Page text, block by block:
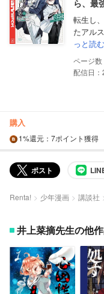
ら、最
転生し
たアル
っと読む
配信日
購入
1%還元 ：7ポイント獲得
ポスト
Renta! 少年漫画 講談社
井上菜摘先生の他